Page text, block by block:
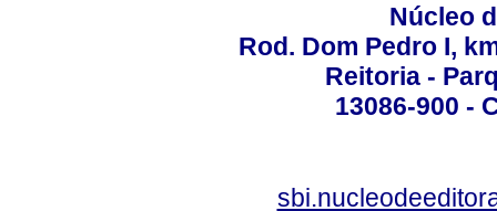
Núcleo
Rod. Dom Pedro I,
Reitoria -
13086-900 -